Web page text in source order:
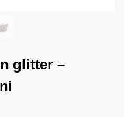
glitter –